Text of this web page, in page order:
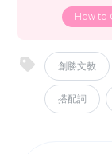
How to
創勝文教
搭配詞